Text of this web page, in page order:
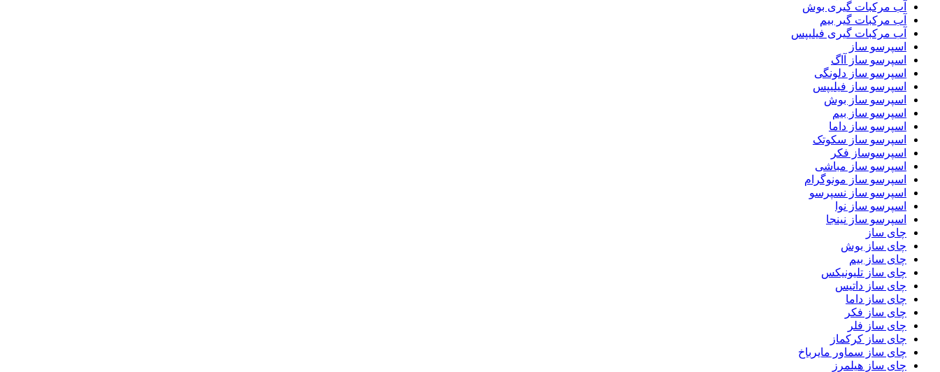
آب مرکبات گیری بوش
آب مرکبات گیر بیم
آب مرکبات گیری فیلیپس
اسپرسو ساز
اسپرسو ساز آاگ
اسپرسو ساز دلونگی
اسپرسو ساز فیلیپس
اسپرسو ساز بوش
اسپرسو ساز بیم
اسپرسو ساز داما
اسپرسو ساز سکوتک
اسپرسوساز فکر
اسپرسو ساز مباشی
اسپرسو ساز مونوگرام
اسپرسو ساز نسپرسو
اسپرسو ساز نوا
اسپرسو ساز نینجا
چای ساز
چای ساز بوش
چای ساز بیم
چای ساز تلیونیکس
چای ساز داتیس
چای ساز داما
چای ساز فکر
چای ساز فلر
چای ساز کرکماز
چای ساز سماور مایرباخ
چای ساز هیلمرز